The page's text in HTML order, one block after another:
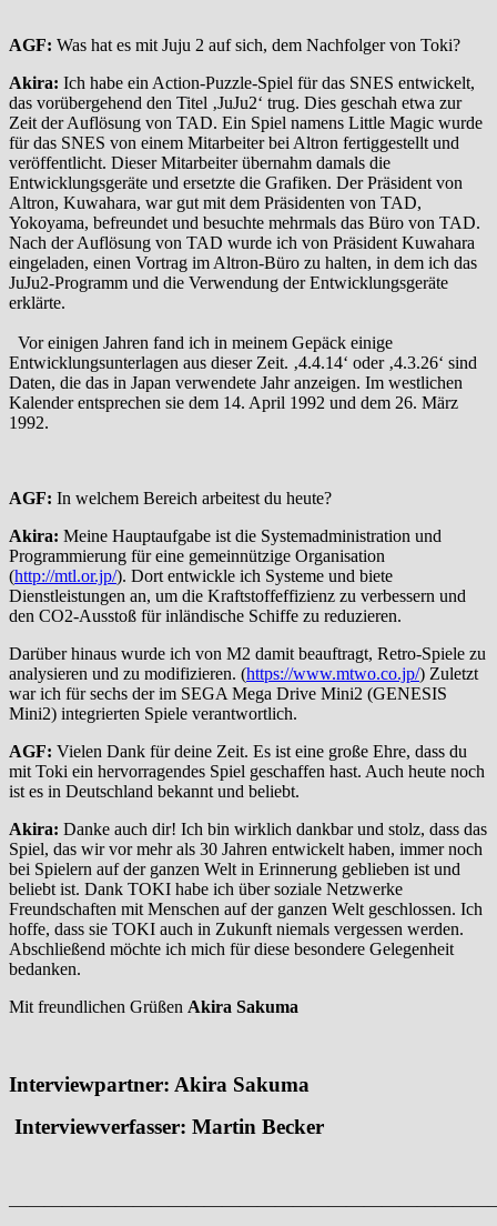
AGF: Was hat es mit Juju 2 auf sich, dem Nachfolger von Toki?
Akira: Ich habe ein Action-Puzzle-Spiel für das SNES entwickelt,
das vorübergehend den Titel ‚JuJu2‘ trug. Dies geschah etwa zur
Zeit der Auflösung von TAD. Ein Spiel namens Little Magic wurde
für das SNES von einem Mitarbeiter bei Altron fertiggestellt und
veröffentlicht. Dieser Mitarbeiter übernahm damals die
Entwicklungsgeräte und ersetzte die Grafiken. Der Präsident von
Altron, Kuwahara, war gut mit dem Präsidenten von TAD,
Yokoyama, befreundet und besuchte mehrmals das Büro von TAD.
Nach der Auflösung von TAD wurde ich von Präsident Kuwahara
eingeladen, einen Vortrag im Altron-Büro zu halten, in dem ich das
JuJu2-Programm und die Verwendung der Entwicklungsgeräte
erklärte.
Vor einigen Jahren fand ich in meinem Gepäck einige
Entwicklungsunterlagen aus dieser Zeit. ‚4.4.14‘ oder ‚4.3.26‘ sind
Daten, die das in Japan verwendete Jahr anzeigen. Im westlichen
Kalender entsprechen sie dem 14. April 1992 und dem 26. März
1992.
AGF: In welchem Bereich arbeitest du heute?
Akira: Meine Hauptaufgabe ist die Systemadministration und
Programmierung für eine gemeinnützige Organisation
(http://mtl.or.jp/). Dort entwickle ich Systeme und biete
Dienstleistungen an, um die Kraftstoffeffizienz zu verbessern und
den CO2-Ausstoß für inländische Schiffe zu reduzieren.
Darüber hinaus wurde ich von M2 damit beauftragt, Retro-Spiele zu
analysieren und zu modifizieren. (https://www.mtwo.co.jp/) Zuletzt
war ich für sechs der im SEGA Mega Drive Mini2 (GENESIS
Mini2) integrierten Spiele verantwortlich.
AGF: Vielen Dank für deine Zeit. Es ist eine große Ehre, dass du
mit Toki ein hervorragendes Spiel geschaffen hast. Auch heute noch
ist es in Deutschland bekannt und beliebt.
Akira: Danke auch dir! Ich bin wirklich dankbar und stolz, dass das
Spiel, das wir vor mehr als 30 Jahren entwickelt haben, immer noch
bei Spielern auf der ganzen Welt in Erinnerung geblieben ist und
beliebt ist. Dank TOKI habe ich über soziale Netzwerke
Freundschaften mit Menschen auf der ganzen Welt geschlossen. Ich
hoffe, dass sie TOKI auch in Zukunft niemals vergessen werden.
Abschließend möchte ich mich für diese besondere Gelegenheit
bedanken.
Mit freundlichen Grüßen Akira Sakuma
Interviewpartner: Akira Sakuma
Interviewverfasser: Martin Becker